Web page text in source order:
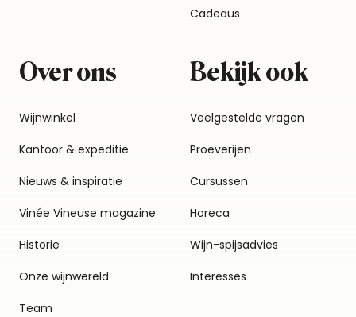
Cadeaus
Over ons
Wijnwinkel
Kantoor & expeditie
Nieuws & inspiratie
Vinée Vineuse magazine
Historie
Onze wijnwereld
Team
Bekijk ook
Veelgestelde vragen
Proeverijen
Cursussen
Horeca
Wijn-spijsadvies
Interesses